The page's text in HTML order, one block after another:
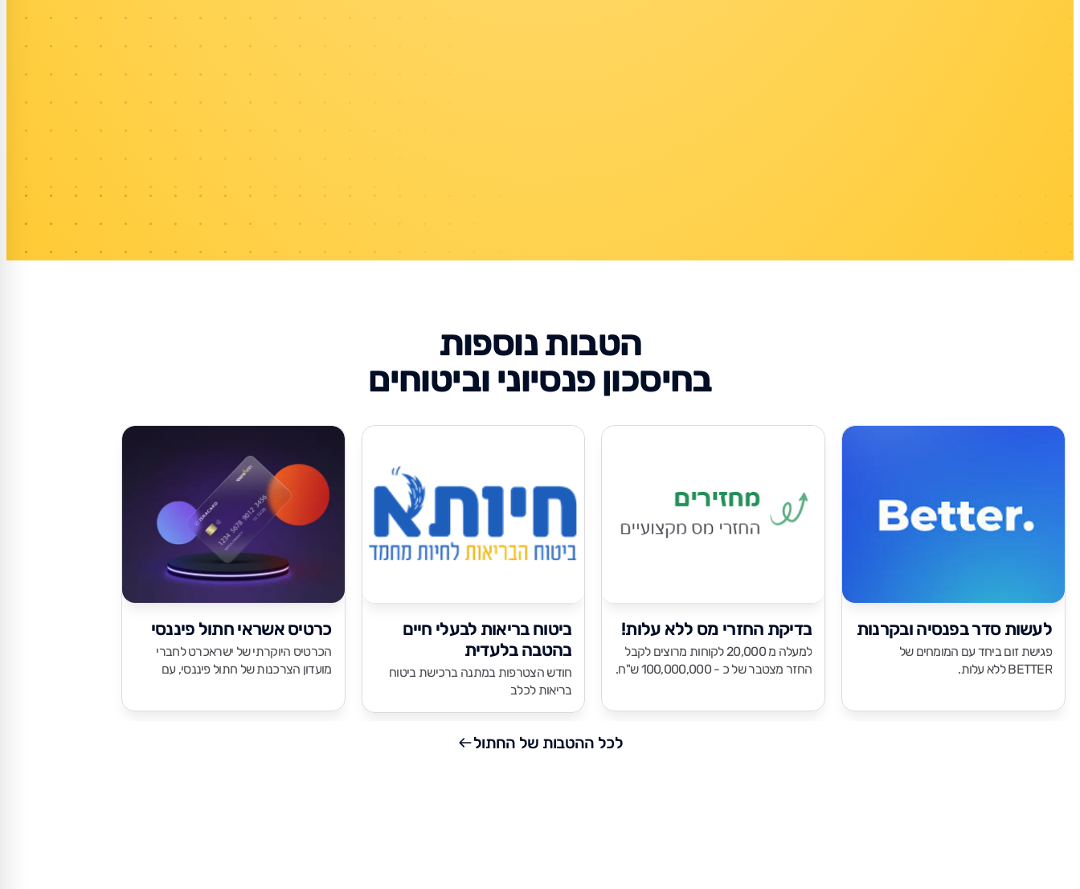
הטבות נוספות
בחיסכון פנסיוני וביטוחים
לעשות סדר בפנסיה ובקרנות
פגישת זום ביחד עם המומחים של
BETTER ללא עלות.
בדיקת החזרי מס ללא עלות!
למעלה מ 20,000 לקוחות מרוצים לקבל
החזר מצטבר של כ - 100,000,000 ש"ח.
ביטוח בריאות לבעלי חיים
בהטבה בלעדית
חודש הצטרפות במתנה ברכישת ביטוח
בריאות לכלב
כרטיס אשראי חתול פיננסי
הכרטיס היוקרתי של ישראכרט לחברי
מועדון הצרכנות של חתול פיננסי, עם
לכל ההטבות של החתול